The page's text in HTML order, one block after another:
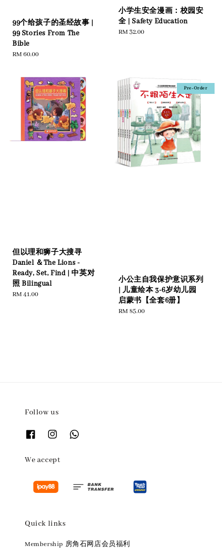
99个给孩子的圣经故事 |
99 Stories From The
Bible
Regular
RM 60.00
小学生安全漫画：校园安
全 | Safety Education
Regular
RM 32.00
但以理和狮子大搜寻
Daniel ＆The Lions -
Ready, Set, Find | 中英对
照 Bilingual
Regular
RM 41.00
Pre-Order
小公主自我保护意识系列
| 儿童绘本 3-6岁幼儿园
启蒙书【全套6册】
Regular
RM 85.00
Follow us
We accept
Quick links
Membership 房角石网店会员福利